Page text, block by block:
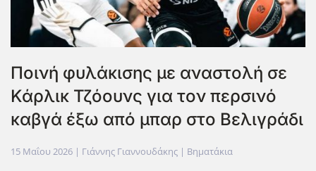
Ποινή φυλάκισης με αναστολή σε
Κάρλικ Τζόουνς για τον περσινό
καβγά έξω από μπαρ στο Βελιγράδι
15 Μαΐου 2026 | Γιάννης Γιαννουδάκης | Βηματάκια